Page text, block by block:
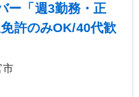
ー「週3勤務・正
許のみOK/40代歓
市